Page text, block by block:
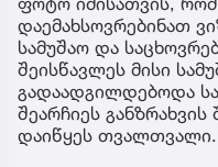
დაემახსოვრებინათ
სამუშაო და
შეისწავლეს მისი
გადაადგილდებოდა
შეარჩიეს
დაიწყეს თვალთვალი.